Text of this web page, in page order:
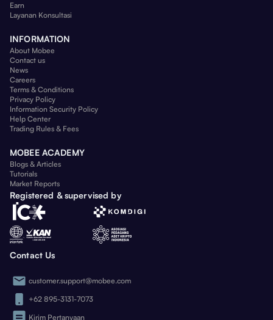
Earn
Layanan Konsultasi
INFORMATION
About Mobee
Contact us
News
Careers
Terms & Conditions
Privacy Policy
Information Security Policy
Help Center
Trading Rules & Fees
MOBEE ACADEMY
Blogs & Articles
Tutorials
Market Reports
Registered & supervised by
Contact Us
customer.support@mobee.com
+62 895-3131-7073
Kirim Pertanyaan